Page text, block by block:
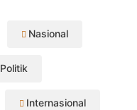
Nasional
Politik
Internasional